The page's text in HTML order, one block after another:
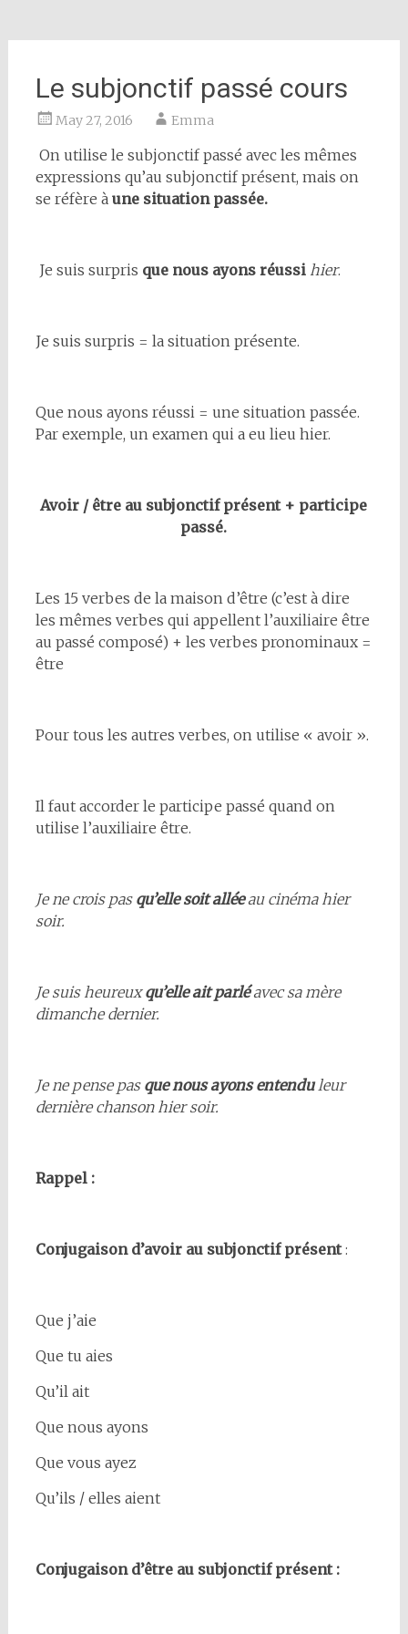
Le subjonctif passé cours
May 27, 2016 Emma
On utilise le subjonctif passé avec les mêmes
expressions qu’au subjonctif présent, mais on
se réfère à une situation passée.
Je suis surpris que nous ayons réussi hier.
Je suis surpris = la situation présente.
Que nous ayons réussi = une situation passée.
Par exemple, un examen qui a eu lieu hier.
Avoir / être au subjonctif présent + participe
passé.
Les 15 verbes de la maison d’être (c’est à dire
les mêmes verbes qui appellent l’auxiliaire être
au passé composé) + les verbes pronominaux =
être
Pour tous les autres verbes, on utilise « avoir ».
Il faut accorder le participe passé quand on
utilise l’auxiliaire être.
Je ne crois pas qu’elle soit alléeau cinéma hier
soir.
Je suis heureuxqu’elle ait parléavec sa mère
dimanche dernier.
Je ne pense pas que nous ayons entenduleur
dernière chanson hier soir.
Rappel :
Conjugaison d’avoir au subjonctif présent:
Que j’aie
Que tu aies
Qu’il ait
Que nous ayons
Que vous ayez
Qu’ils / elles aient
Conjugaison d’être au subjonctif présent :